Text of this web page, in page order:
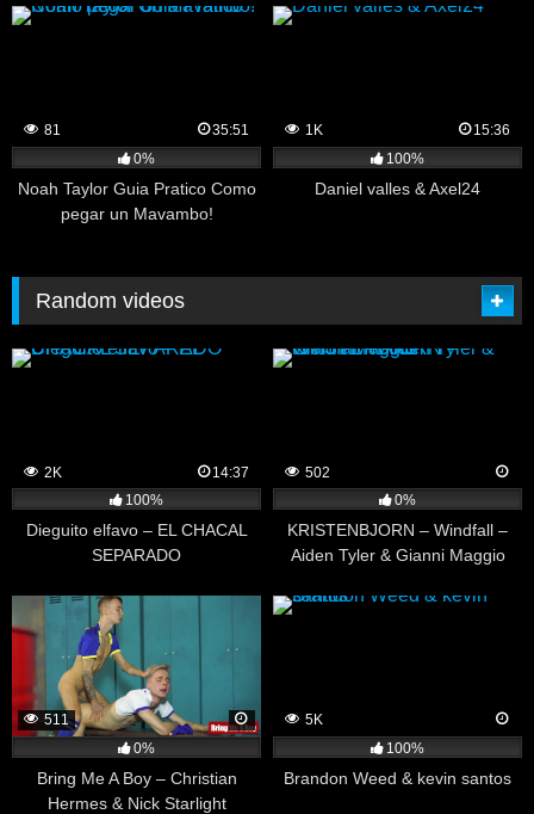
81
35:51
0%
Noah Taylor Guia Pratico Como
pegar un Mavambo!
1K
15:36
100%
Daniel valles & Axel24
Random videos
2K
14:37
100%
Dieguito elfavo – EL CHACAL
SEPARADO
502
0%
KRISTENBJORN – Windfall –
Aiden Tyler & Gianni Maggio
511
0%
Bring Me A Boy – Christian
Hermes & Nick Starlight
5K
100%
Brandon Weed & kevin santos